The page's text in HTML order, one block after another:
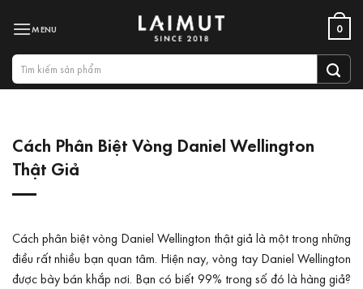
qua
nội
dung
0
Tìm
kiếm:
Cách Phân Biệt Vòng Daniel Wellington
Thật Giả
Cách phân biệt vòng Daniel Wellington thật giả là một trong những
điều rất nhiều bạn quan tâm. Hiện nay, vòng tay Daniel Wellington
được bày bán khắp nơi. Bạn có biết 99% trong số đó là hàng giả?